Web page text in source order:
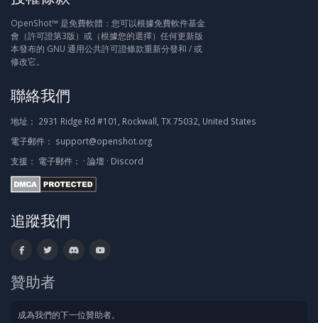
OpenShot™ 是免費軟體：您可以根據免費軟件基金
會（許可證第3版）或（根據您的選擇）任何更新版
本發布的 GNU 通用公共許可證條款重新分發和 / 或
修改它。
聯絡我們
地址： 2931 Ridge Rd #101, Rockwall, TX 75032, United States
電子郵件： support@openshot.org
支援： 電子郵件： · 論壇 · Discord
追蹤我們
贊助者
成為我們的下一位贊助者。